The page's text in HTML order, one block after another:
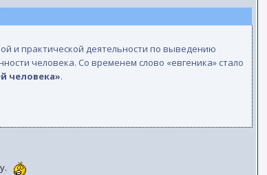
и практической деятельности по выведению
человека. Со временем слово «евгеника» стало
человека».